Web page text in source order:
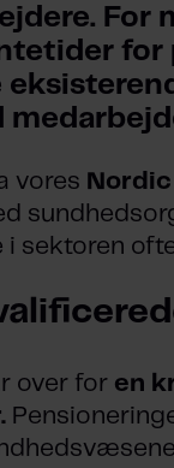
For
for
vores
i sektoren
over for en